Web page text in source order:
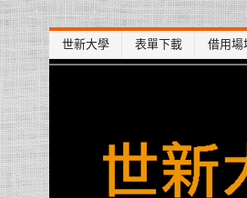
Skip
to
content
世新大學 表單下載 借用場